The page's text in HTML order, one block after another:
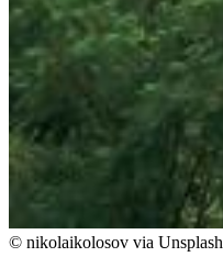
© nikolaikolosov via Unsplash